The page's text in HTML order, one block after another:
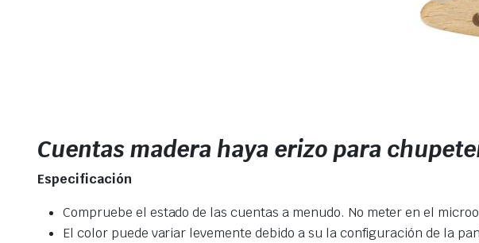
Cuentas madera haya erizo para
Especificación
Compruebe el estado de las cuentas a menudo. No meter en el
El color puede variar levemente debido a su la configuración de la